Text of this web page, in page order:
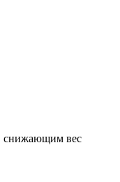
снижающим вес